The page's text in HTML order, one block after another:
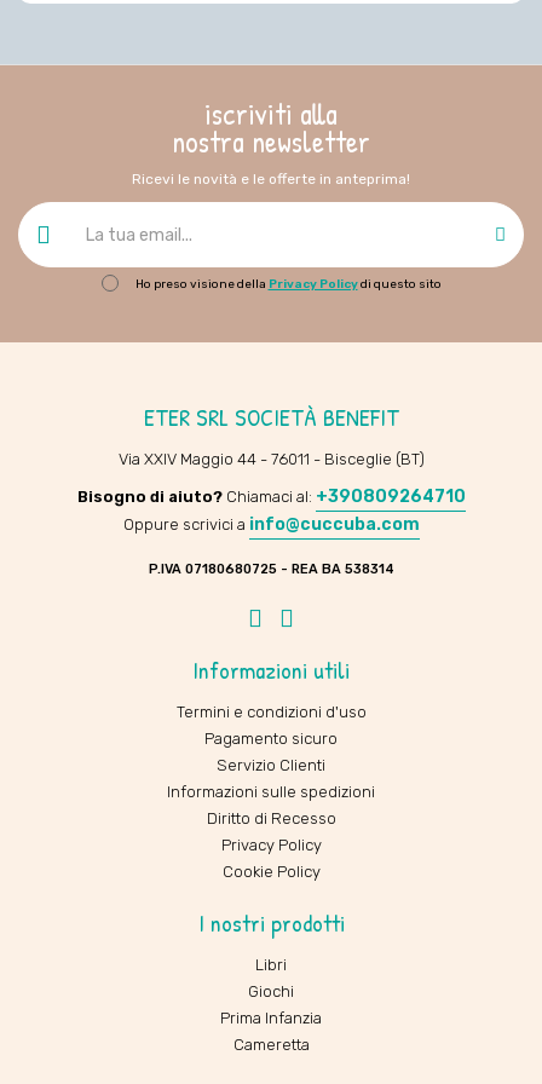
iscriviti alla
nostra newsletter
Ricevi le novità e le offerte in anteprima!
Ho preso visione della Privacy Policydi questo sito
ETER SRL SOCIETÀ BENEFIT
Via XXIV Maggio 44 - 76011 - Bisceglie (BT)
Bisogno di aiuto? Chiamaci al: +390809264710
Oppure scrivici a info@cuccuba.com
P.IVA 07180680725 - REA BA 538314
Facebook
Informazioni utili
Termini e condizioni d'uso
Pagamento sicuro
Servizio Clienti
Informazioni sulle spedizioni
Diritto di Recesso
Privacy Policy
Cookie Policy
I nostri prodotti
Libri
Giochi
Prima Infanzia
Cameretta